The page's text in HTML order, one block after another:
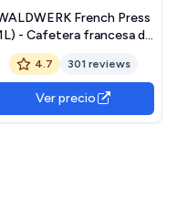
French Press
- Cafetera francesa de
acero inoxidable de doble
pared con mango de madera
de roble - Cafeteras de
émbolo - Prensa francesa
sin plástico - Cafetera
4.7 301 reviews
Ver precio